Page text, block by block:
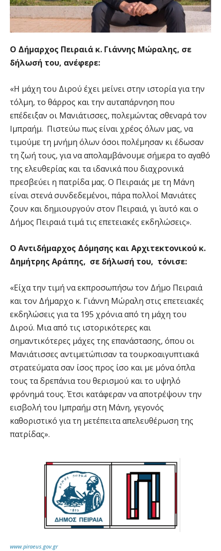
Ο Δήμαρχος Πειραιά κ. Γιάννης Μώραλης, σε
δήλωσή του, ανέφερε:
«Η μάχη του Διρού έχει μείνει στην ιστορία για την
τόλμη, το θάρρος και την αυταπάρνηση που
επέδειξαν οι Μανιάτισσες, πολεμώντας σθεναρά τον
Ιμπραήμ. Πιστεύω πως είναι χρέος όλων μας, να
τιμούμε τη μνήμη όλων όσοι πολέμησαν κι έδωσαν
τη ζωή τους, για να απολαμβάνουμε σήμερα το αγαθό
της ελευθερίας και τα ιδανικά που διαχρονικά
πρεσβεύει η πατρίδα μας. Ο Πειραιάς με τη Μάνη
είναι στενά συνδεδεμένοι, πάρα πολλοί Μανιάτες
ζουν και δημιουργούν στον Πειραιά, γι΄ αυτό και ο
Δήμος Πειραιά τιμά τις επετειακές εκδηλώσεις».
Ο Αντιδήμαρχος Δόµησης και Αρχιτεκτονικού κ.
Δημήτρης Αράπης, σε δήλωσή του, τόνισε:
«Είχα την τιμή να εκπροσωπήσω τον Δήμο Πειραιά
και τον Δήμαρχο κ. Γιάννη Μώραλη στις επετειακές
εκδηλώσεις για τα 195 χρόνια από τη μάχη του
Διρού. Μια από τις ιστορικότερες και
σημαντικότερες μάχες της επανάστασης, όπου οι
Μανιάτισσες αντιμετώπισαν τα τουρκοαιγυπτιακά
στρατεύματα σαν ίσος προς ίσο και με μόνα όπλα
τους τα δρεπάνια του θερισμού και το υψηλό
φρόνημά τους. Έτσι κατάφεραν να αποτρέψουν την
εισβολή του Ιμπραήμ στη Μάνη, γεγονός
καθοριστικό για τη μετέπειτα απελευθέρωση της
πατρίδας».
www.piraeus.gov.gr